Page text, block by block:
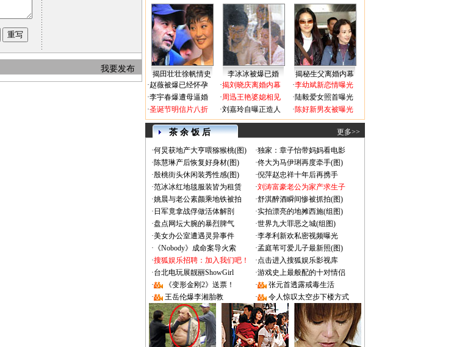
我要发布
揭田壮壮徐帆情史 李冰冰被爆已婚
揭秘生父离婚内幕
·赵薇被爆已经怀孕
·李宇春爆遭母逼婚
·圣诞节明信片八折
·揭刘晓庆离婚内幕
·周迅王艳婆媳相见
·刘嘉玲自曝正造人
·李幼斌新恋情曝光
·陆毅爱女照首曝光
·陈好新男友被曝光
茶 余 饭 后 更多>>
·何炅获地产大亨喂猕猴桃(图) ·独家：章子怡带妈妈看电影
·陈慧琳产后恢复好身材(图) ·佟大为马伊琍再度牵手(图)
·殷桃街头休闲装秀性感(图) ·倪萍赵忠祥十年后再携手
·范冰冰红地毯服装皆为租赁 ·刘涛富豪老公为家产求生子
·姚晨与老公素颜乘地铁被拍 ·舒淇醉酒瞬间惨被抓拍(图)
· 日军竟拿战俘做活体解剖 ·实拍漂亮的地摊西施(组图)
·盘点网坛大腕的暴烈脾气 ·世界九大罪恶之城(组图)
·美女办公室遭遇灵异事件 ·李孝利新欢私密视频曝光
· 《Nobody》成命案导火索 ·孟庭苇可爱儿子最新照(图)
·搜狐娱乐招聘：加入我们吧！ ·点击进入搜狐娱乐影视库
·台北电玩展靓丽ShowGirl ·游戏史上最般配的十对情侣
·
《变形金刚2》送票！ ·
张元首透露戒毒生活
·
王岳伦爆李湘胎教 · 令人惊叹太空步下楼方式